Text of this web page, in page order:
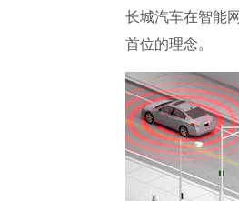
长城汽车在智能
首位的理念。